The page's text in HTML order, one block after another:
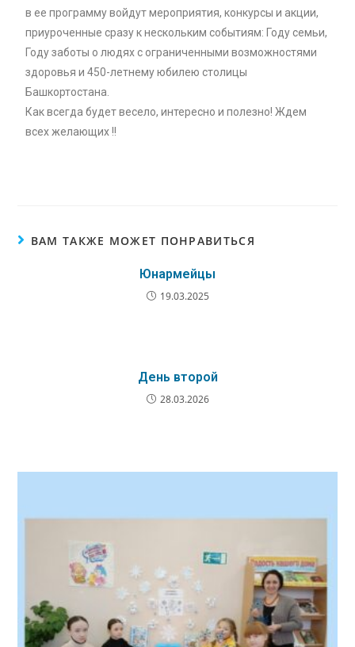
в ее программу войдут мероприятия, конкурсы и акции,
приуроченные сразу к нескольким событиям: Году семьи,
Году заботы о людях с ограниченными возможностями
здоровья и 450-летнему юбилею столицы
Башкортостана.
Как всегда будет весело, интересно и полезно! Ждем
всех желающих !!
ВАМ ТАКЖЕ МОЖЕТ ПОНРАВИТЬСЯ
Юнармейцы
19.03.2025
День второй
28.03.2026